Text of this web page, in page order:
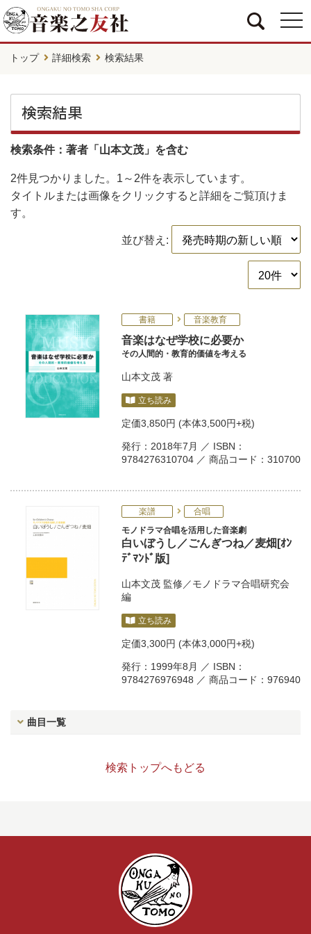
トップ 詳細検索 検索結果
検索結果
検索条件：著者「山本文茂」を含む
2件見つかりました。 1～2件を表示しています。
タイトルまたは画像をクリックすると詳細をご覧頂けま
す。
並び替え:
書籍 音楽教育
音楽はなぜ学校に必要か
その人間的・教育的価値を考える
山本文茂 著
立ち読み
定価3,850円 (本体3,500円+税)
発行：2018年7月 ／ ISBN：
9784276310704 ／ 商品コード：310700
楽譜
合唱
モノドラマ合唱を活用した音楽劇
白いぼうし／ごんぎつね／麦畑[ｵﾝ
ﾃﾞﾏﾝﾄﾞ版]
山本文茂 監修／モノドラマ合唱研究会
編
立ち読み
定価3,300円 (本体3,000円+税)
発行：1999年8月 ／ ISBN：
9784276976948 ／ 商品コード：976940
曲目一覧
検索トップへもどる